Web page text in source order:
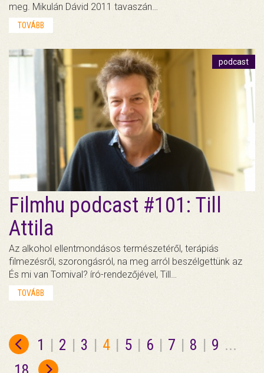
meg. Mikulán Dávid 2011 tavaszán…
TOVÁBB
podcast
Filmhu podcast #101: Till
Attila
Az alkohol ellentmondásos természetéről, terápiás
filmezésről, szorongásról, na meg arról beszélgettünk az
És mi van Tomival? író-rendezőjével, Till…
TOVÁBB
1 | 2 | 3 | 4 | 5 | 6 | 7 | 8 | 9 ...